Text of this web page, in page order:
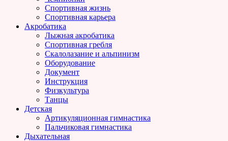
Спортивная жизнь
Спортивная карьера
Акробатика
Лыжная акробатика
Спортивная гребля
Скалолазание и альпинизм
Оборудование
Документ
Инструкция
Физкультура
Танцы
Детская
Артикуляционная гимнастика
Пальчиковая гимнастика
Дыхательная